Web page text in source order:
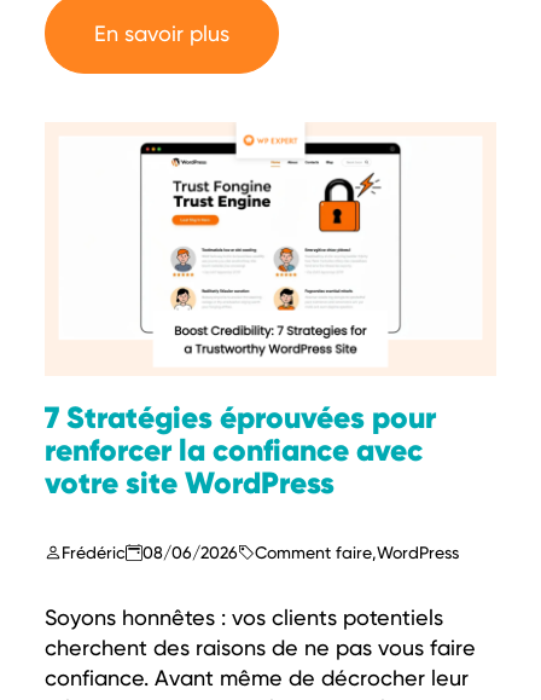
En savoir plus
7 Stratégies éprouvées pour
renforcer la confiance avec
votre site WordPress
Frédéric 08/06/2026 Comment faire,WordPress
Soyons honnêtes : vos clients potentiels
cherchent des raisons de ne pas vous faire
confiance. Avant même de décrocher leur